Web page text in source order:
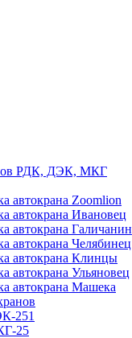
РДК, ДЭК, МКГ
автокрана Zoomlion
автокрана Ивановец
автокрана Галичанин
автокрана Челябинец
автокрана Клинцы
автокрана Ульяновец
автокрана Машека
251
25